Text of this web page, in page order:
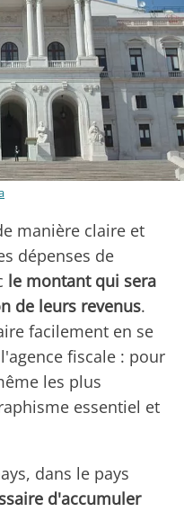
manière claire et
dépenses de
le montant qui sera
de leurs revenus.
facilement en se
fiscale : pour
les plus
essentiel et
dans le pays
d'accumuler